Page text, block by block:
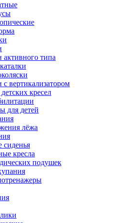
активного типа
с вертикализатором
кресел
для детей
лёжа
сиденья
кресла
подушек